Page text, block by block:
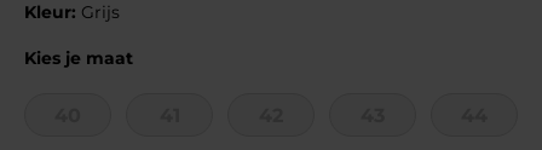
Kleur: Grijs
Kies je maat